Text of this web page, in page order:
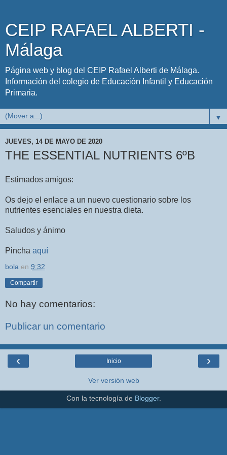
CEIP RAFAEL ALBERTI -
Málaga
Página web y blog del CEIP Rafael Alberti de Málaga.
Información del colegio de Educación Infantil y Educación
Primaria.
▼
JUEVES, 14 DE MAYO DE 2020
THE ESSENTIAL NUTRIENTS 6ºB
Estimados amigos:
Os dejo el enlace a un nuevo cuestionario sobre los
nutrientes esenciales en nuestra dieta.
Saludos y ánimo
Pincha aquí
bola en 9:32
Compartir
No hay comentarios:
Publicar un comentario
‹ ›
Inicio
Ver versión web
Con la tecnología de Blogger.